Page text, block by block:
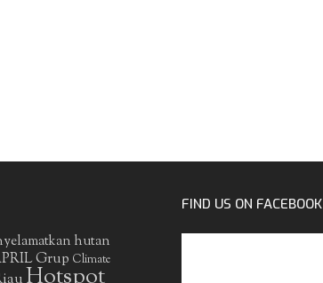
hutan
Grup Climate
FIND US ON FACEBOOK